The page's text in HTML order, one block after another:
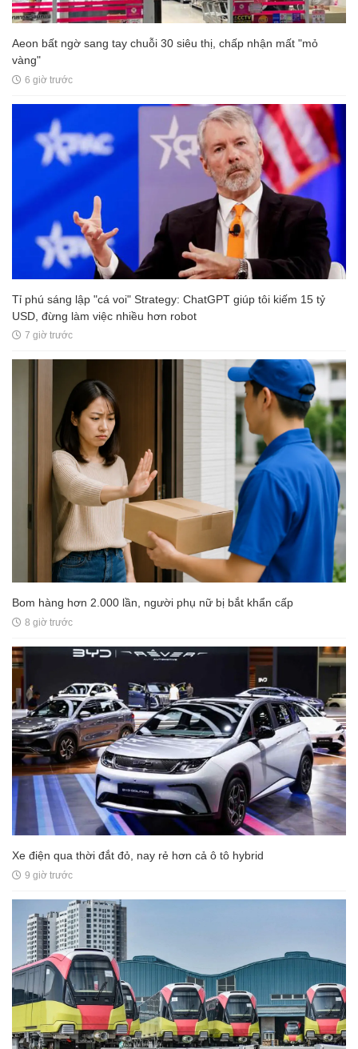
Aeon bất ngờ sang tay chuỗi 30 siêu thị, chấp nhận mất "mỏ
vàng"
6 giờ trước
Tỉ phú sáng lập "cá voi" Strategy: ChatGPT giúp tôi kiếm 15 tỷ
USD, đừng làm việc nhiều hơn robot
7 giờ trước
Bom hàng hơn 2.000 lần, người phụ nữ bị bắt khẩn cấp
8 giờ trước
Xe điện qua thời đắt đỏ, nay rẻ hơn cả ô tô hybrid
9 giờ trước